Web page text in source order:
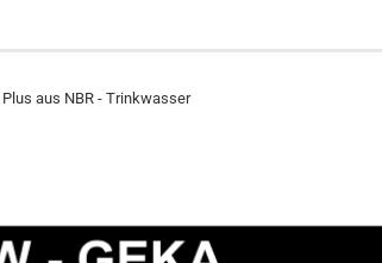
aus NBR - Trinkwasser